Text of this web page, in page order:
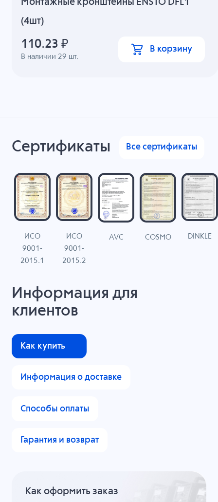
Монтажные кронштейны ENSTO DFL1
(4шт)
В наличии 29 шт.
110.23 ₽ В корзину
Сертификаты Все сертификаты
ИСО
9001-
2015.1
ИСО
9001-
2015.2
AVC COSMO DINKLE
Информация для
клиентов
Как купить
Информация о доставке
Способы оплаты
Гарантия и возврат
Как оформить заказ